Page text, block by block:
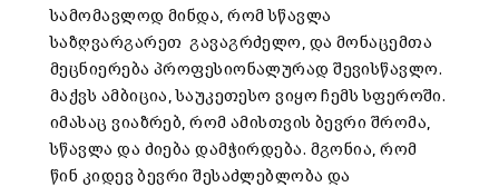
სამომავლოდ მინდა, რომ სწავლა
საზღვარგარეთ გავაგრძელო, და მონაცემთა
მეცნიერება პროფესიონალურად შევისწავლო.
მაქვს ამბიცია, საუკეთესო ვიყო ჩემს სფეროში.
იმასაც ვიაზრებ, რომ ამისთვის ბევრი შრომა,
სწავლა და ძიება დამჭირდება. მგონია, რომ
წინ კიდევ ბევრი შესაძლებლობა და